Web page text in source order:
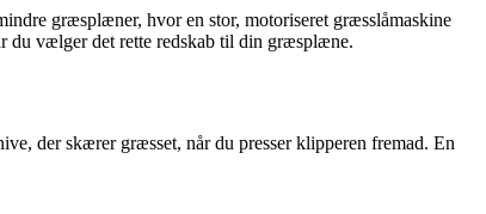
græsplæner, hvor en stor, motoriseret græsslåmaskine
du vælger det rette redskab til din græsplæne.
der skærer græsset, når du presser klipperen fremad. En